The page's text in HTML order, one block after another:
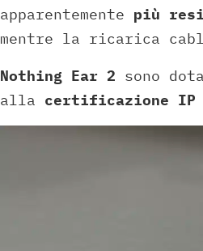
apparentemente più
mentre la ricarica
Nothing Ear 2 sono
alla certificazione IP